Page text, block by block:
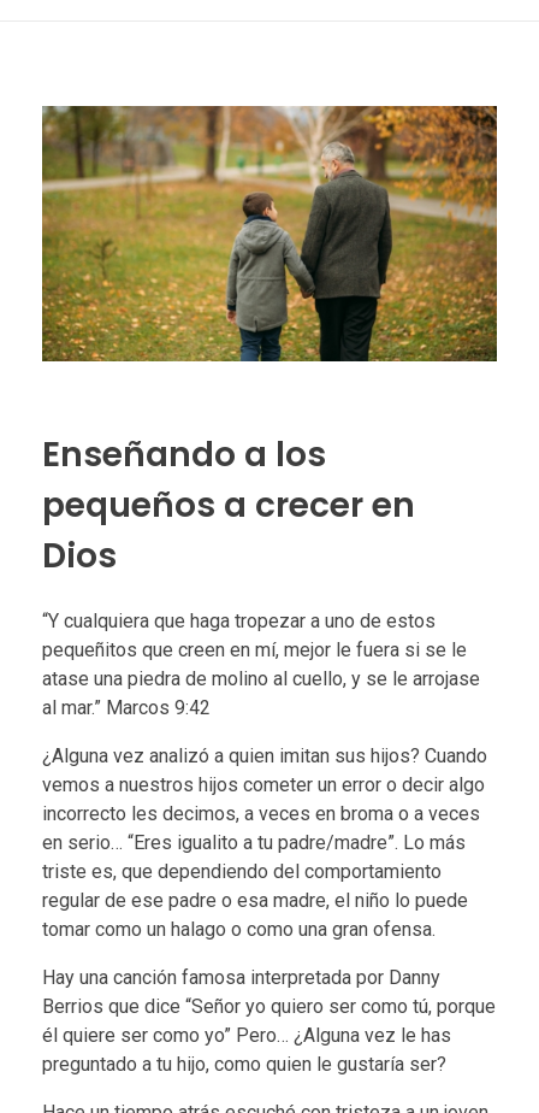
Enseñando a los
pequeños a crecer en
Dios
“Y cualquiera que haga tropezar a uno de estos
pequeñitos que creen en mí, mejor le fuera si se le
atase una piedra de molino al cuello, y se le arrojase
al mar.” Marcos 9:42
¿Alguna vez analizó a quien imitan sus hijos? Cuando
vemos a nuestros hijos cometer un error o decir algo
incorrecto les decimos, a veces en broma o a veces
en serio… “Eres igualito a tu padre/madre”. Lo más
triste es, que dependiendo del comportamiento
regular de ese padre o esa madre, el niño lo puede
tomar como un halago o como una gran ofensa.
Hay una canción famosa interpretada por Danny
Berrios que dice “Señor yo quiero ser como tú, porque
él quiere ser como yo” Pero… ¿Alguna vez le has
preguntado a tu hijo, como quien le gustaría ser?